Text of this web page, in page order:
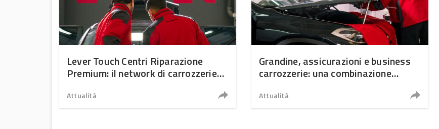
Lever Touch Centri Riparazione
Premium: il network di carrozzerie
Attualità
Grandine, assicurazioni e business
carrozzerie: una combinazione
Attualità